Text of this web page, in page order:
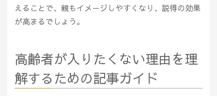
えることで、親もイメージしやすくなり、説得の効果
が高まるでしょう。
高齢者が入りたくない理由を理
解するための記事ガイド